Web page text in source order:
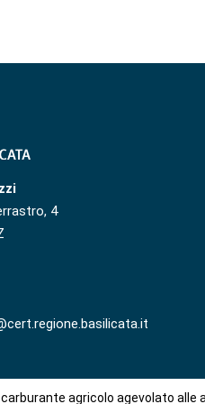
4
carburante agricolo agevolato alle